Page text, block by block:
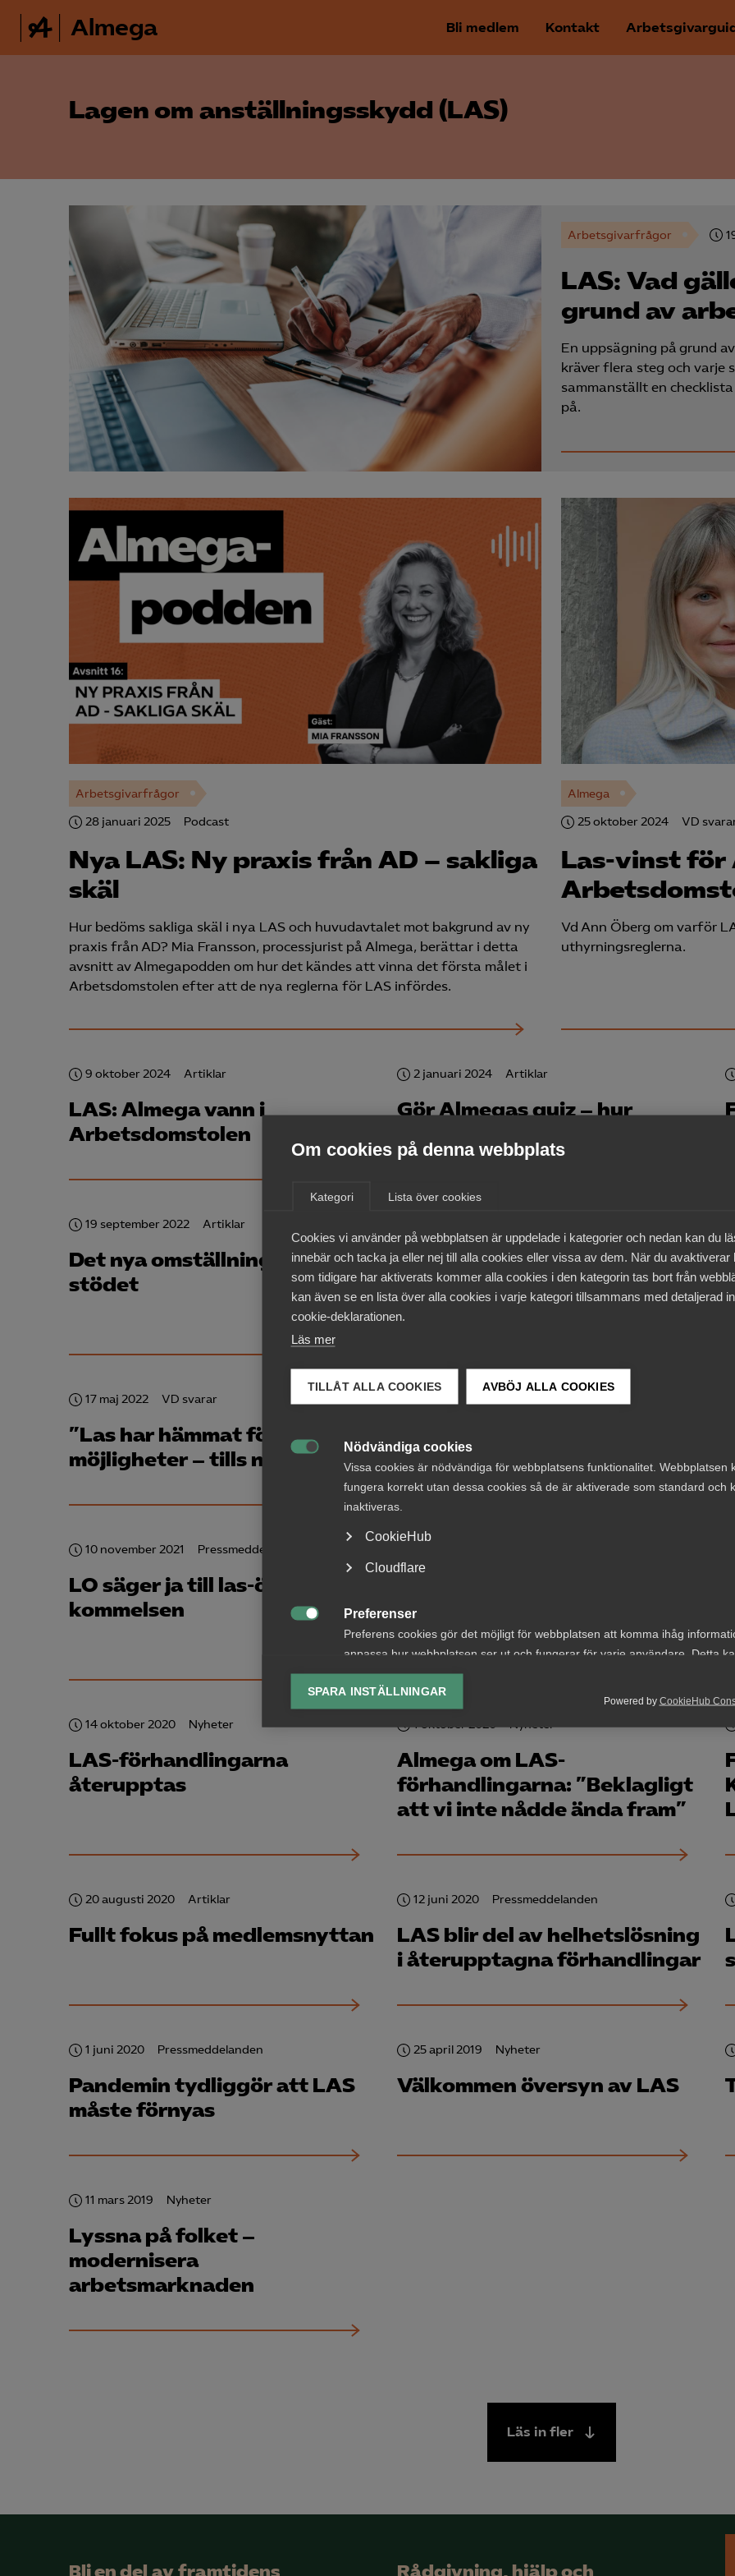
Om cookies på denna webbplats
Kategori Lista över cookies
Cookies vi använder på webbplatsen är uppdelade i kategorier och nedan kan du
innebär och tacka ja eller nej till alla cookies eller vissa av dem. När du avaktiverar
som tidigare har aktiverats kommer alla cookies i den kategorin tas bort från
kan även se en lista över alla cookies i varje kategori tillsammans med detaljerad
cookie-deklarationen.
Läs mer
TILLÅT ALLA COOKIES AVBÖJ ALLA COOKIES
Nödvändiga cookies
Vissa cookies är nödvändiga för webbplatsens funktionalitet. Webbplatsen
fungera korrekt utan dessa cookies så de är aktiverade som standard och
inaktiveras.
CookieHub
Cloudflare
Preferenser
Preferens cookies gör det möjligt för webbplatsen att komma ihåg
anpassa hur webbplatsen ser ut och fungerar för varje användare. Detta
lagring av vald valuta, region, språk eller färgschema.

Analys-cookies
Analyseringscookies hjälper oss förbättra webbplatsen genom att samla
information om hur den används.
Google Analytics
Microsoft Clarity
Marknadsförings-cookies
visa relevanta och engagerande annonser.
Google Ads
Meta Pixel
Leadfeeder
Microsoft Ads
Powered by CookieHub
SPARA INSTÄLLNINGAR
Almega Bli medlem Kontakt
Lagen om anställningsskydd (LAS)
Arbetsgivarfrågor
LAS: Vad
grund av
En uppsägning på grund
kräver flera steg och varje
sammanställt en
på.
Arbetsgivarfrågor
28 januari 2025 Podcast
Nya LAS: Ny praxis från AD – sakliga
skäl
Hur bedöms sakliga skäl i nya LAS och huvudavtalet mot bakgrund av ny
praxis från AD? Mia Fransson, processjurist på Almega, berättar i detta
avsnitt av Almegapodden om hur det kändes att vinna det första målet i
Arbetsdomstolen efter att de nya reglerna för LAS infördes.
Almega
25 oktober 2024 VD
Las-vinst för
Vd Ann Öberg om varför
uthyrningsreglerna.
9 oktober 2024 Artiklar
LAS: Almega vann i
Arbetsdomstolen
2 januari 2024 Artiklar
Gör Almegas quiz – hur
mycket kan du om LAS?
19 september 2022 Artiklar
Det nya omställnings­studie­
stödet
Ökade möjligheter till
omställning
17 maj 2022 VD svarar
”Las har hämmat företagens
möjligheter – tills nu”
Ett steg närmare en
reformerad arbetsmarknad
10 november 2021 Pressmeddelanden
LO säger ja till las-överens­
kommelsen
steg mot en reformerad
arbetsmarknad
14 oktober 2020 Nyheter
LAS-förhandlingarna
återupptas
1 oktober 2020 Nyheter
Almega om LAS-
förhandlingarna: ”Beklagligt
att vi inte nådde ända fram”
20 augusti 2020 Artiklar
Fullt fokus på medlemsnyttan
12 juni 2020 Pressmeddelanden
LAS blir del av helhetslösning
i återupptagna förhandlingar
1 juni 2020 Pressmeddelanden
Pandemin tydliggör att LAS
måste förnyas
25 april 2019 Nyheter
Välkommen översyn av LAS
11 mars 2019 Nyheter
Lyssna på folket –
modernisera
arbetsmarknaden
Läs in fler